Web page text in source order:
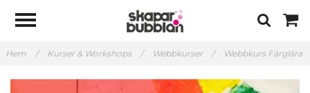
Hem / Kurser & Workshops / Webbkurser / Webbkurs Färglära